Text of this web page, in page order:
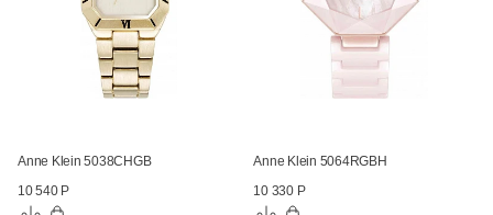
Anne Klein 5038CHGB
10 540 Р
Anne Klein 5064RGBH
10 330 Р